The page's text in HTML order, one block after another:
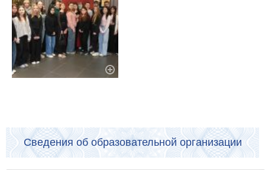
Сведения об образовательной организации